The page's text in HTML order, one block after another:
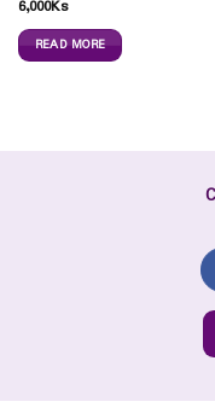
6,000Ks
READ MORE